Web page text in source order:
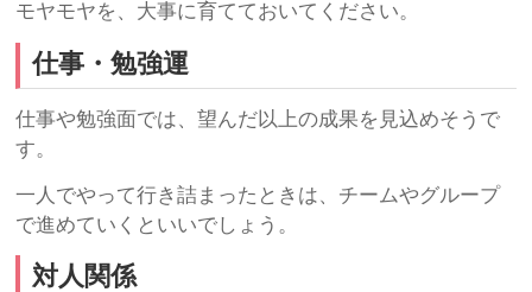
モヤモヤを、大事に育てておいてください。
仕事・勉強運
仕事や勉強面では、望んだ以上の成果を見込めそうで
す。
一人でやって行き詰まったときは、チームやグループ
で進めていくといいでしょう。
対人関係